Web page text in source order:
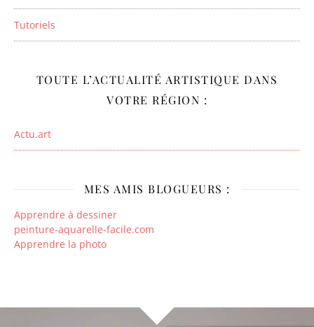
Tutoriels
TOUTE L’ACTUALITÉ ARTISTIQUE DANS
VOTRE RÉGION :
Actu.art
MES AMIS BLOGUEURS :
Apprendre à dessiner
peinture-aquarelle-facile.com
Apprendre la photo